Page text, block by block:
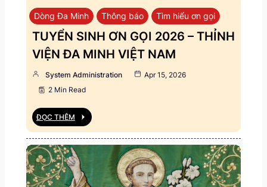
Dòng Đa Minh Thông báo Tìm hiểu ơn gọi
TUYỂN SINH ƠN GỌI 2026 – THỈNH
VIỆN ĐA MINH VIỆT NAM
System Administration
Apr 15, 2026
2 Min Read
ĐỌC THÊM